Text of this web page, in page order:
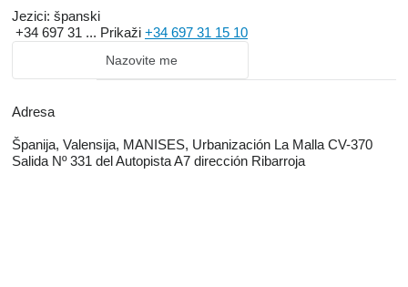
Jezici: španski
+34 697 31 ... Prikaži +34 697 31 15 10
Nazovite me
Adresa
Španija, Valensija, MANISES, Urbanización La Malla CV-370
Salida Nº 331 del Autopista A7 dirección Ribarroja